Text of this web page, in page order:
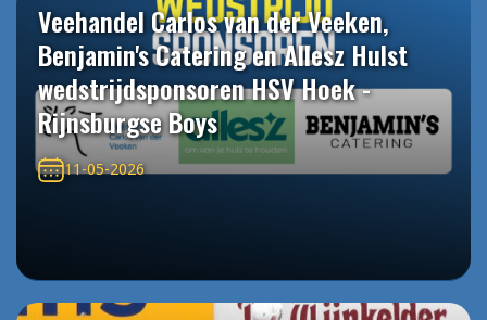
Veehandel Carlos van der Veeken,
Benjamin's Catering en Allesz Hulst
wedstrijdsponsoren HSV Hoek -
Rijnsburgse Boys
11-05-2026